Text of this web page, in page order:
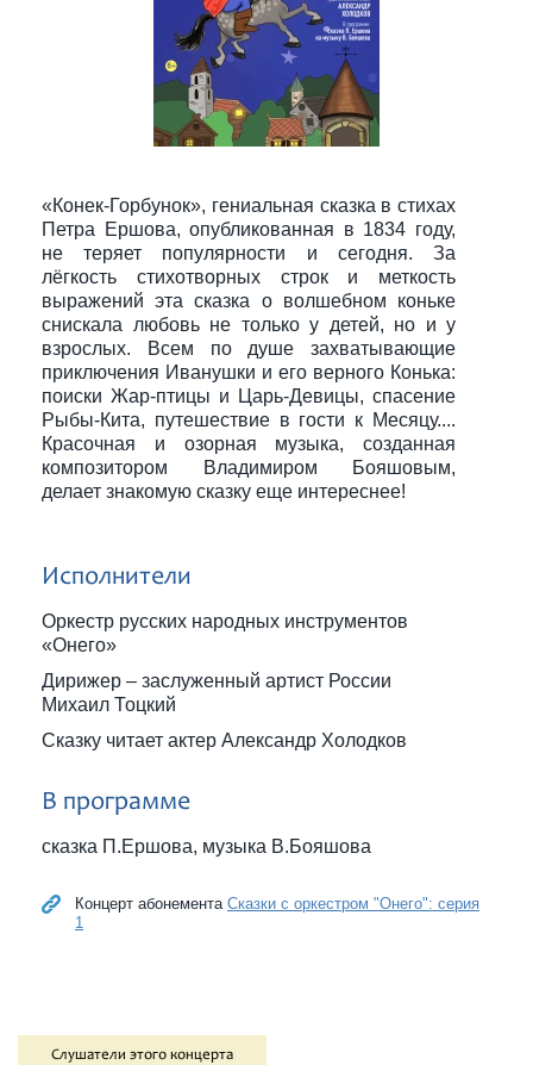
«Конек-Горбунок», гениальная сказка в стихах
Петра Ершова, опубликованная в 1834 году,
не теряет популярности и сегодня. За
лёгкость стихотворных строк и меткость
выражений эта сказка о волшебном коньке
снискала любовь не только у детей, но и у
взрослых. Всем по душе захватывающие
приключения Иванушки и его верного Конька:
поиски Жар-птицы и Царь-Девицы, спасение
Рыбы-Кита, путешествие в гости к Месяцу....
Красочная и озорная музыка, созданная
композитором Владимиром Бояшовым,
делает знакомую сказку еще интереснее!
Исполнители
Оркестр русских народных инструментов
«Онего»
Дирижер – заслуженный артист России
Михаил Тоцкий
Сказку читает актер Александр Холодков
В программе
сказка П.Ершова, музыка В.Бояшова
Концерт абонемента Сказки с оркестром "Онего": серия
1
Слушатели этого концерта